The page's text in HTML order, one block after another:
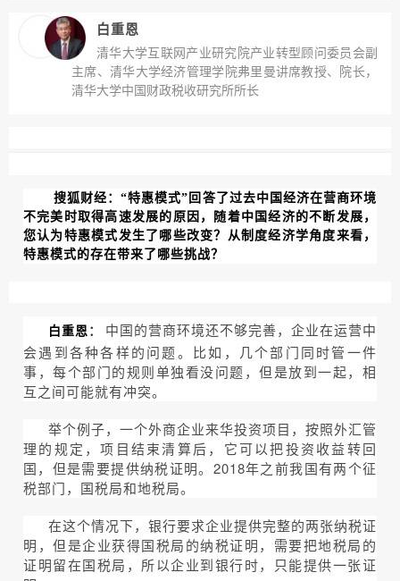
白重恩
清华大学互联网产业研究院产业转型顾问委员会副
主席、清华大学经济管理学院弗里曼讲席教授、院长，
清华大学中国财政税收研究所所长
搜狐财经 ：“特惠模式”回答了过去中国经济在营商环境
不完美时取得高速发展的原因，随着中国经济的不断发展，
您认为特惠模式发生了哪些改变？从制度经济学角度来看，
特惠模式的存在带来了哪些挑战？
白重恩 ：
中国的营商环境还不够完善，企业在运营中
会遇到各种各样的问题。比如，几个部门同时管一件
事，每个部门的规则单独看没问题，但是放到一起，相
互之间可能就有冲突。
举个例子，一个外商企业来华投资项目，按照外汇管
理的规定，项目结束清算后，它可以把投资收益转回
国，但是需要提供纳税证明。2018年之前我国有两个征
税部门，国税局和地税局。
在这个情况下，银行要求企业提供完整的两张纳税证
明，但是企业获得国税局的纳税证明，需要把地税局的
证明留在国税局，所以企业到银行时，只能提供一张证